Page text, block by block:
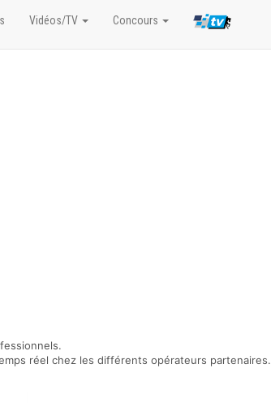
réel chez les différents opérateurs partenaires.
Vidéos/TV Concours